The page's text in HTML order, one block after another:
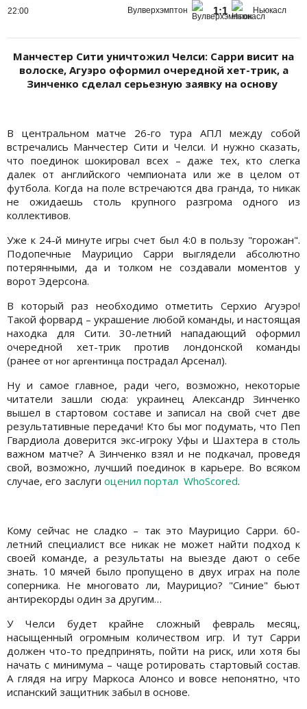
22:00 Вулверхэмптон 1:1 Ньюкасл
Манчестер Сити уничтожил Челси: Сарри висит на
волоске, Агуэро оформил очередной хет-трик, а
Зинченко сделал серьезную заявку на основу
В центральном матче 26-го тура АПЛ между собой
встречались Манчестер Сити и Челси. И нужно сказать,
что поединок шокировал всех – даже тех, кто слегка
далек от английского чемпионата или же в целом от
футбола. Когда на поле встречаются два гранда, то никак
не ожидаешь столь крупного разгрома одного из
коллективов.
Уже к 24-й минуте игры счет был 4:0 в пользу "горожан".
Подопечные Маурицио Сарри выглядели абсолютно
потерянными, да и толком не создавали моментов у
ворот Эдерсона.
В который раз необходимо отметить Серхио Агуэро!
Такой форвард – украшение любой команды, и настоящая
находка для Сити. 30-летний нападающий оформил
очередной хет-трик против лондонской команды
(ранее от ног аргентинца пострадал Арсенал).
Ну и самое главное, ради чего, возможно, некоторые
читатели зашли сюда: украинец Александр Зинченко
вышел в стартовом составе и записал на свой счет две
результативные передачи! Кто бы мог подумать, что Пеп
Гвардиола доверится экс-игроку Уфы и Шахтера в столь
важном матче? А Зинченко взял и не подкачал, проведя
свой, возможно, лучший поединок в карьере. Во всяком
случае, его заслуги оценил портал WhoScored.
Кому сейчас не сладко – так это Маурицио Сарри. 60-
летний специалист все никак не может найти подход к
своей команде, а результаты на выезде дают о себе
знать. 10 мячей было пропущено в двух играх на поле
соперника. Не многовато ли, Маурицио? "Синие" бьют
антирекорды один за другим…
У Челси будет крайне сложный февраль месяц,
насыщенный огромным количеством игр. И тут Сарри
должен что-то предпринять, пойти на риск, или хотя бы
начать с минимума – чаще ротировать стартовый состав.
А глядя на игру Маркоса Алонсо и вовсе непонятно, что
испанский защитник забыл в основе.